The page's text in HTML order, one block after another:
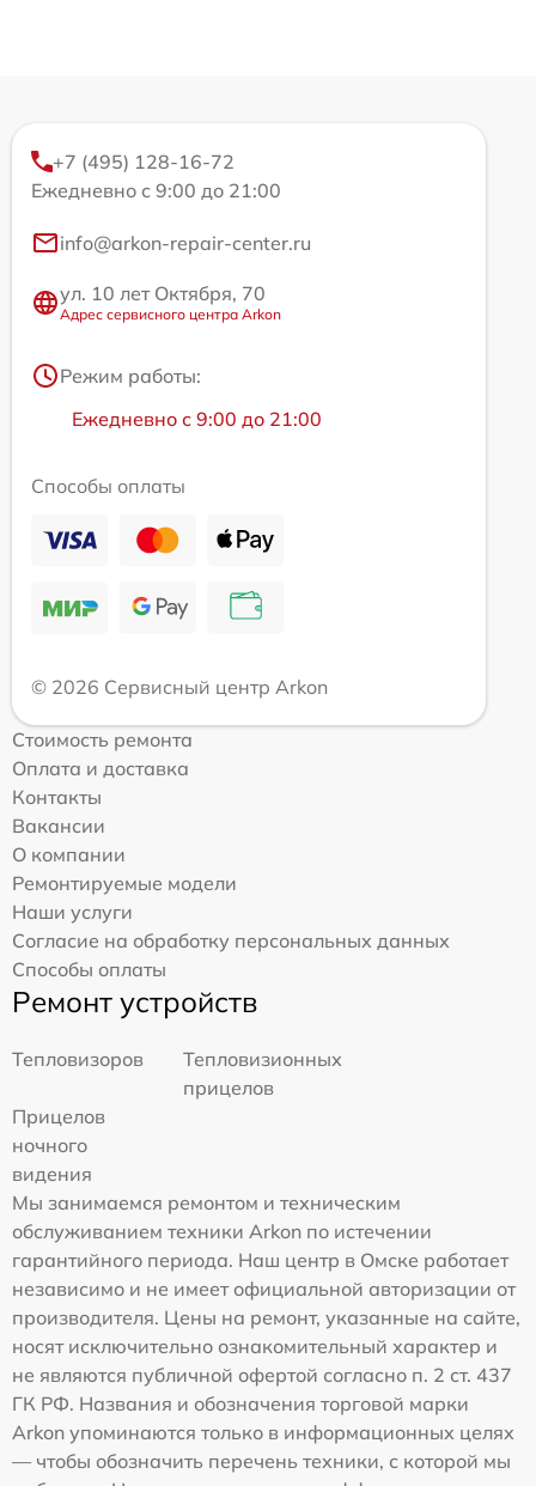
+7 (495) 128-16-72
Ежедневно с 9:00 до 21:00
info@arkon-repair-center.ru
ул. 10 лет Октября, 70
Адрес сервисного центра Arkon
Режим работы:
Ежедневно с 9:00 до 21:00
Способы оплаты
© 2026 Сервисный центр Arkon
Стоимость ремонта
Оплата и доставка
Контакты
Вакансии
О компании
Ремонтируемые модели
Наши услуги
Согласие на обработку персональных данных
Способы оплаты
Ремонт устройств
Тепловизоров
Тепловизионных
прицелов
Прицелов
ночного
видения
Мы занимаемся ремонтом и техническим
обслуживанием техники Arkon по истечении
гарантийного периода. Наш центр в Омске работает
независимо и не имеет официальной авторизации от
производителя. Цены на ремонт, указанные на сайте,
носят исключительно ознакомительный характер и
не являются публичной офертой согласно п. 2 ст. 437
ГК РФ. Названия и обозначения торговой марки
Arkon упоминаются только в информационных целях
— чтобы обозначить перечень техники, с которой мы